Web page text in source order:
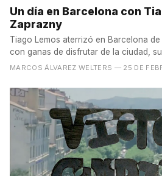
Un día en Barcelona con
Zaprazny
Tiago Lemos aterrizó en Barcelona de
con ganas de disfrutar de la ciudad,
MARCOS ÁLVAREZ WELTERS — 25 DE